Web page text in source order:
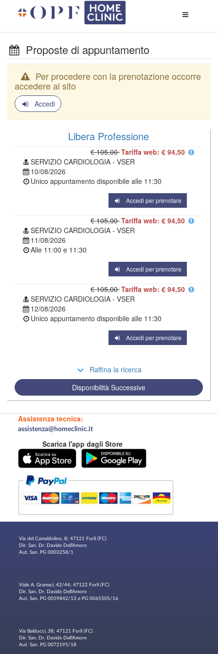
di
Proposte di appuntamento
Per procedere con la prenotazione occorre
accedere al sito
Accedi
Libera Professione
€ 105,00Tariffa web: € 94,50
SERVIZIO CARDIOLOGIA - VSER
10/08/2026
Unico appuntamento disponibile alle 11:30
Accedi per prenotare
€ 105,00Tariffa web: € 94,50
SERVIZIO CARDIOLOGIA - VSER
11/08/2026
Alle 11:00 e 11:30
Accedi per prenotare
€ 105,00Tariffa web: € 94,50
SERVIZIO CARDIOLOGIA - VSER
12/08/2026
Unico appuntamento disponibile alle 11:30
Accedi per prenotare
Raffina la ricerca
Disponibilità Successive
Assistenza tecnica:
assistenza@homeclinic.it
Scarica l'app dagli Store
Via del Camaldolino, 8; 47121 Forlì (FC)
Dir. San. Dr. Davide Dell'Amore
Aut. San. PG 0003258/1
Viale A. Gramsci, 42/44; 47122 Forlì (FC)
Dir. San. Dr. Davide Dell'Amore
Aut. San. PG 0059842/13 e PG 0065505/16
Via Balducci, 38; 47121 Forlì (FC)
Dir. San. Dr. Davide Dell'Amore
Aut. San. PG 0072195/18